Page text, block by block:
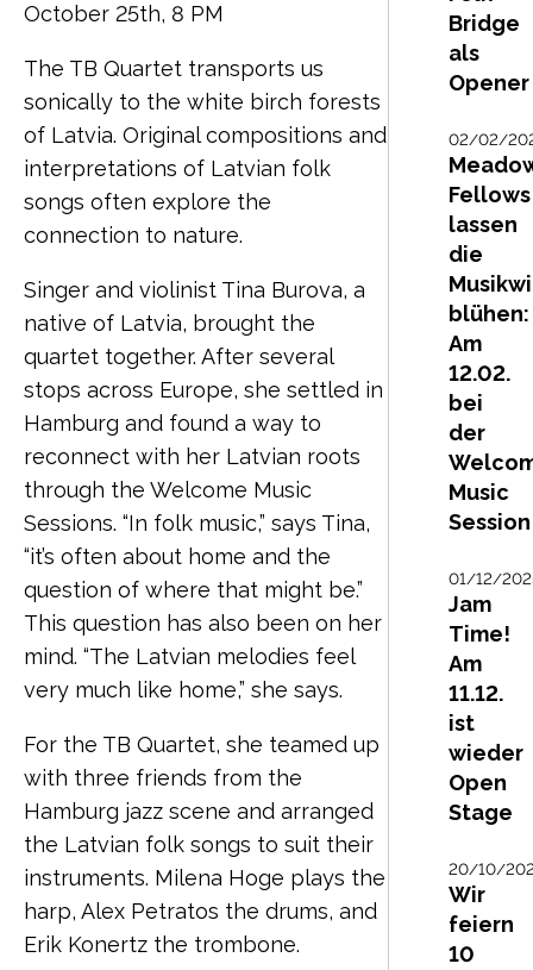
October 25th, 8 PM
The TB Quartet transports us
sonically to the white birch forests
of Latvia. Original compositions and
interpretations of Latvian folk
songs often explore the
connection to nature.
Singer and violinist Tina Burova, a
native of Latvia, brought the
quartet together. After several
stops across Europe, she settled in
Hamburg and found a way to
reconnect with her Latvian roots
through the Welcome Music
Sessions. “In folk music,” says Tina,
“it’s often about home and the
question of where that might be.”
This question has also been on her
mind. “The Latvian melodies feel
very much like home,” she says.
For the TB Quartet, she teamed up
with three friends from the
Hamburg jazz scene and arranged
the Latvian folk songs to suit their
instruments. Milena Hoge plays the
harp, Alex Petratos the drums, and
Erik Konertz the trombone.
Bridge
als
Opener
02/02/
Fellows
lassen
die
blühen:
Am
12.02.
bei
der
Music
Session
01/12/
Jam
Time!
Am
11.12.
ist
wieder
Open
Stage
20/10/
Wir
feiern
10